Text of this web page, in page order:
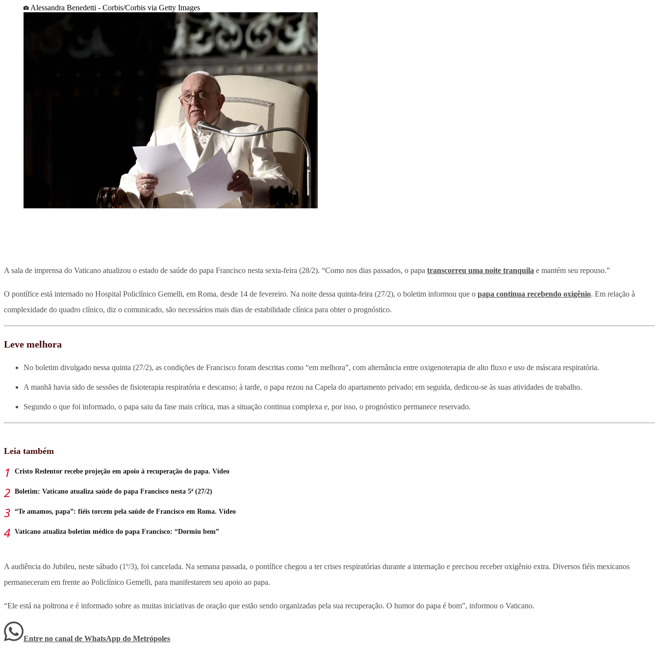
Alessandra Benedetti - Corbis/Corbis via Getty Images
A sala de imprensa do Vaticano atualizou o estado de saúde do papa Francisco nesta sexta-feira (28/2). “Como nos dias passados, o papa transcorreu uma noite tranquila e mantém seu repouso.”
O pontífice está internado no Hospital Policlínico Gemelli, em Roma, desde 14 de fevereiro. Na noite dessa quinta-feira (27/2), o boletim informou que o papa continua recebendo oxigênio. Em relação à
complexidade do quadro clínico, diz o comunicado, são necessários mais dias de estabilidade clínica para obter o prognóstico.
Leve melhora
No boletim divulgado nessa quinta (27/2), as condições de Francisco foram descritas como “em melhora”, com alternância entre oxigenoterapia de alto fluxo e uso de máscara respiratória.
A manhã havia sido de sessões de fisioterapia respiratória e descanso; à tarde, o papa rezou na Capela do apartamento privado; em seguida, dedicou-se às suas atividades de trabalho.
Segundo o que foi informado, o papa saiu da fase mais crítica, mas a situação continua complexa e, por isso, o prognóstico permanece reservado.
Leia também
Cristo Redentor recebe projeção em apoio à recuperação do papa. Vídeo
Boletim: Vaticano atualiza saúde do papa Francisco nesta 5ª (27/2)
“Te amamos, papa”: fiéis torcem pela saúde de Francisco em Roma. Vídeo
Vaticano atualiza boletim médico do papa Francisco: “Dormiu bem”
A audiência do Jubileu, neste sábado (1º/3), foi cancelada. Na semana passada, o pontífice chegou a ter crises respiratórias durante a internação e precisou receber oxigênio extra. Diversos fiéis mexicanos
permaneceram em frente ao Policlínico Gemelli, para manifestarem seu apoio ao papa.
“Ele está na poltrona e é informado sobre as muitas iniciativas de oração que estão sendo organizadas pela sua recuperação. O humor do papa é bom”, informou o Vaticano.
Entre no canal de WhatsApp do Metrópoles